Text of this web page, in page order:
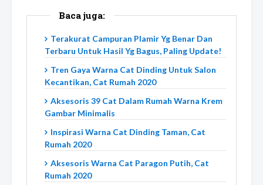
Baca juga:
Terakurat Campuran Plamir Yg Benar Dan
Terbaru Untuk Hasil Yg Bagus, Paling Update!
Tren Gaya Warna Cat Dinding Untuk Salon
Kecantikan, Cat Rumah 2020
Aksesoris 39 Cat Dalam Rumah Warna Krem
Gambar Minimalis
Inspirasi Warna Cat Dinding Taman, Cat
Rumah 2020
Aksesoris Warna Cat Paragon Putih, Cat
Rumah 2020